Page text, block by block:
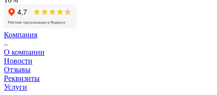
Компания
О компании
Новости
Отзывы
Реквизиты
Услуги